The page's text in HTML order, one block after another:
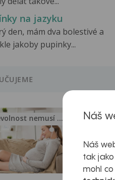
na jazyku
den, mám dva bolestivé a
jakoby pupinky...
Nevolnost nemusí být nutnou... Jak
Náš
Náš
tak
mohl